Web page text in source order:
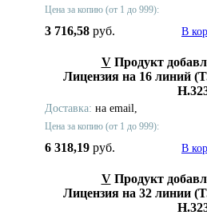
Цена за копию (от 1 до 999):
3 716,58 руб. В
V Продукт
Лицензия на 16 линий
Доставка: на email,
Цена за копию (от 1 до 999):
6 318,19 руб. В
V Продукт
Лицензия на 32 линии